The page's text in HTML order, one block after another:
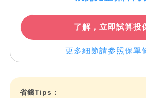
了解，立即試算投
更多細節請參照保單
省錢Tips：